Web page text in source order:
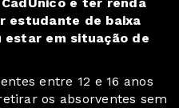
estudante de baixa
estar em situação de
entre 12 e 16 anos
os absorventes sem